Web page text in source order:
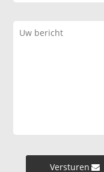
Versturen »